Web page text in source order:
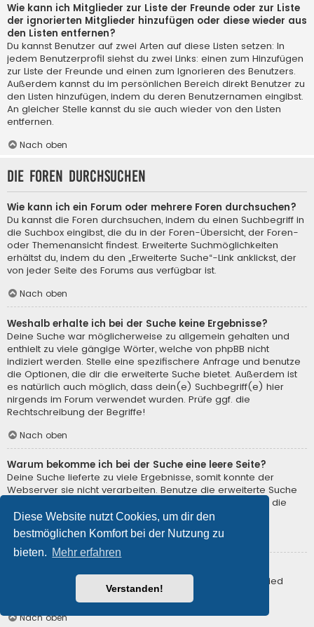
Diese Website nutzt Cookies, um dir den
bestmöglichen Komfort bei der Nutzung zu
bieten. Mehr erfahren
Verstanden!
Wie kann ich Mitglieder zur Liste der Freunde oder zur Liste
der ignorierten Mitglieder hinzufügen oder diese wieder aus
den Listen entfernen?
Du kannst Benutzer auf zwei Arten auf diese Listen setzen: In
jedem Benutzerprofil siehst du zwei Links: einen zum Hinzufügen
zur Liste der Freunde und einen zum Ignorieren des Benutzers.
Außerdem kannst du im persönlichen Bereich direkt Benutzer zu
den Listen hinzufügen, indem du deren Benutzernamen eingibst.
An gleicher Stelle kannst du sie auch wieder von den Listen
entfernen.
Nach oben
Die Foren durchsuchen
Wie kann ich ein Forum oder mehrere Foren durchsuchen?
Du kannst die Foren durchsuchen, indem du einen Suchbegriff in
die Suchbox eingibst, die du in der Foren-Übersicht, der Foren-
oder Themenansicht findest. Erweiterte Suchmöglichkeiten
erhältst du, indem du den „Erweiterte Suche“-Link anklickst, der
von jeder Seite des Forums aus verfügbar ist.
Nach oben
Weshalb erhalte ich bei der Suche keine Ergebnisse?
Deine Suche war möglicherweise zu allgemein gehalten und
enthielt zu viele gängige Wörter, welche von phpBB nicht
indiziert werden. Stelle eine spezifischere Anfrage und benutze
die Optionen, die dir die erweiterte Suche bietet. Außerdem ist
es natürlich auch möglich, dass dein(e) Suchbegriff(e) hier
nirgends im Forum verwendet wurden. Prüfe ggf. die
Rechtschreibung der Begriffe!
Nach oben
Warum bekomme ich bei der Suche eine leere Seite?
Deine Suche lieferte zu viele Ergebnisse, somit konnte der
Webserver sie nicht verarbeiten. Benutze die erweiterte Suche
und gib spezifischere Suchbegriffe ein oder beschränke die
Suche auf verschiedene Unterforen.
Nach oben
Gehe zur Mitgliederliste und klicke auf „Nach einem Mitglied
Nach oben